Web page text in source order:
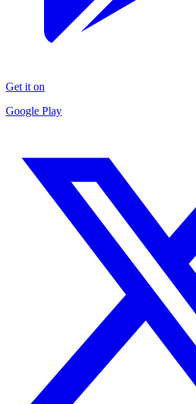
Get it on
Google Play